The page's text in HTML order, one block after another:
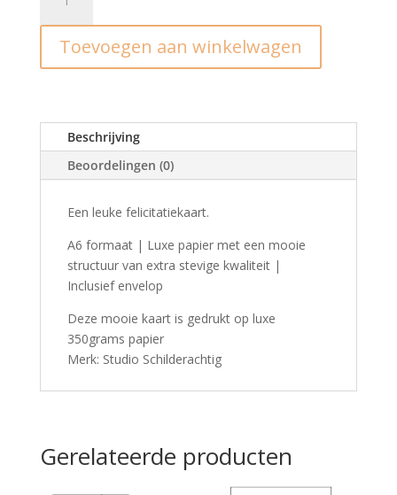
Jarige
aantal
Toevoegen aan winkelwagen
Beschrijving
Beoordelingen (0)
Een leuke felicitatiekaart.
A6 formaat | Luxe papier met een mooie
structuur van extra stevige kwaliteit |
Inclusief envelop
Deze mooie kaart is gedrukt op luxe
350grams papier
Merk: Studio Schilderachtig
Gerelateerde producten